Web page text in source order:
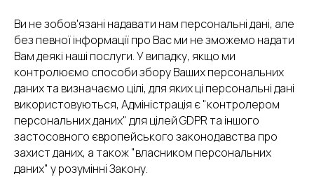
Ви не зобов'язані надавати нам персональні дані, але
без певної інформації про Вас ми не зможемо надати
Вам деякі наші послуги. У випадку, якщо ми
контролюємо способи збору Ваших персональних
даних та визначаємо цілі, для яких ці персональні дані
використовуються, Адміністрація є "контролером
персональних даних" для цілей GDPR та іншого
застосовного європейського законодавства про
захист даних, а також "власником персональних
даних" у розумінні Закону.